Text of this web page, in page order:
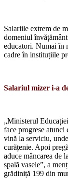
Salariile extrem de
domeniul
educatori. Numai în
cadre în instituțiile
Salariul mizer i-a
„Ministerul
face pro­grese atunci
vină la serviciu,
curățenie. Apoi
aduce mâncarea de
spală vasele”, a
grădiniță 199 din